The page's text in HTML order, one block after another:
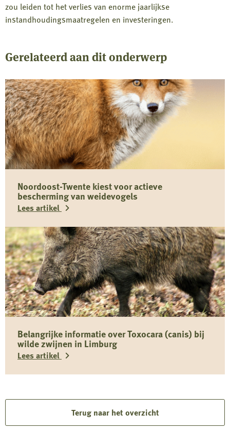
zou leiden tot het verlies van enorme jaarlijkse
instandhoudingsmaatregelen en investeringen.
Gerelateerd aan dit onderwerp
Noordoost-Twente kiest voor actieve
bescherming van weidevogels
Lees artikel
Lees
meer
over
Noordoost-
Twente
kiest
voor
actieve
bescherming
weidevogels
Belangrijke informatie over Toxocara (canis) bij
wilde zwijnen in Limburg
Lees artikel
Belangrijke
Terug naar het overzicht